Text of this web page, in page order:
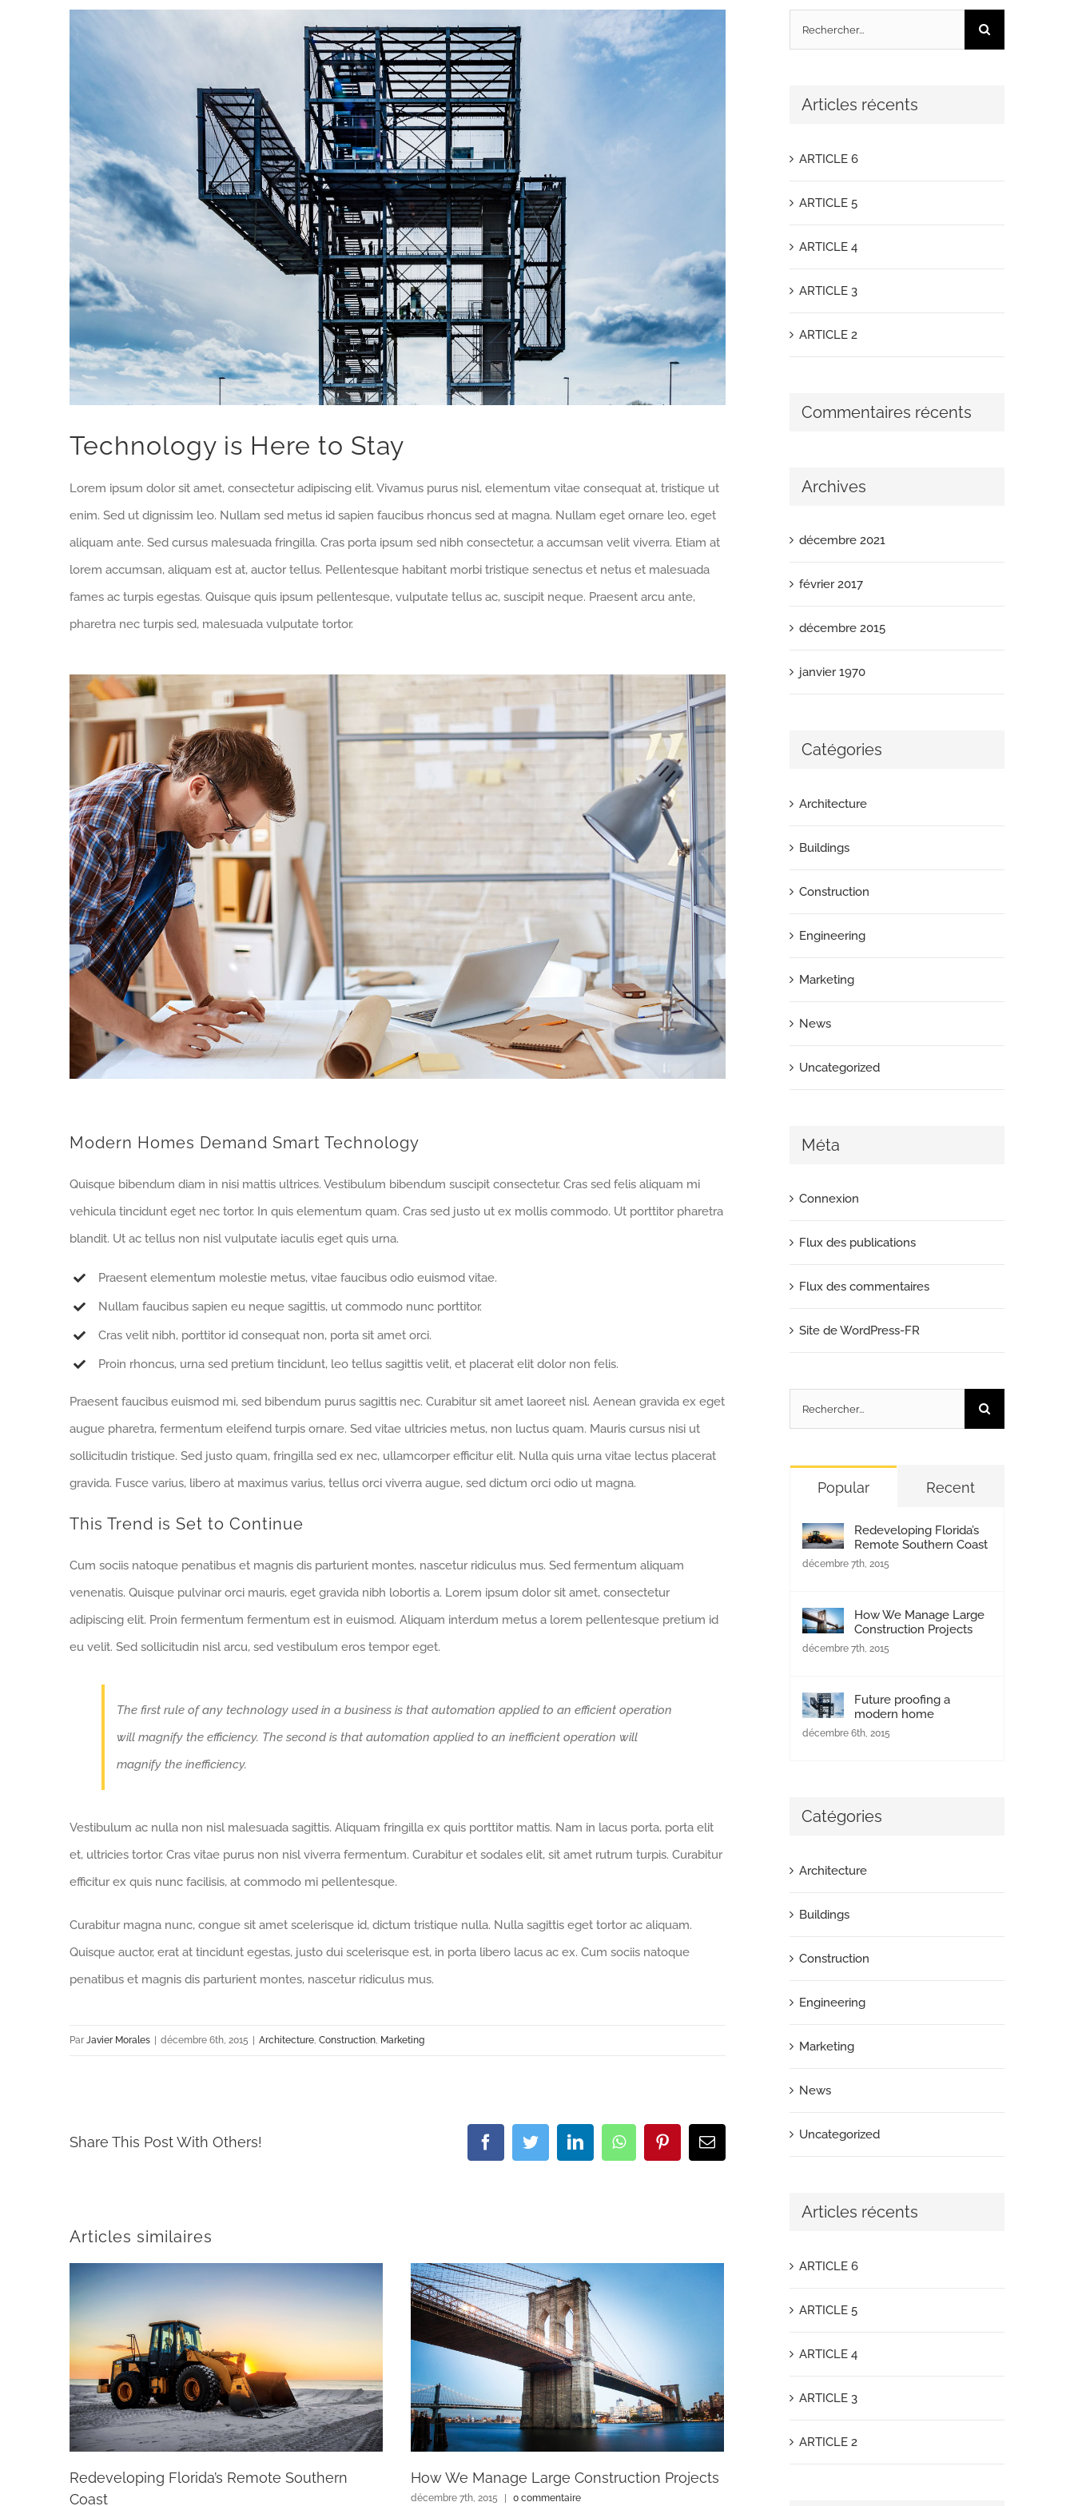
Technology is Here to Stay
Lorem ipsum dolor sit amet, consectetur adipiscing elit. Vivamus purus nisl, elementum vitae consequat at, tristique ut
enim. Sed ut dignissim leo. Nullam sed metus id sapien faucibus rhoncus sed at magna. Nullam eget ornare leo, eget
aliquam ante. Sed cursus malesuada fringilla. Cras porta ipsum sed nibh consectetur, a accumsan velit viverra. Etiam at
lorem accumsan, aliquam est at, auctor tellus. Pellentesque habitant morbi tristique senectus et netus et malesuada
fames ac turpis egestas. Quisque quis ipsum pellentesque, vulputate tellus ac, suscipit neque. Praesent arcu ante,
pharetra nec turpis sed, malesuada vulputate tortor.
Modern Homes Demand Smart Technology
Quisque bibendum diam in nisi mattis ultrices. Vestibulum bibendum suscipit consectetur. Cras sed felis aliquam mi
vehicula tincidunt eget nec tortor. In quis elementum quam. Cras sed justo ut ex mollis commodo. Ut porttitor pharetra
blandit. Ut ac tellus non nisl vulputate iaculis eget quis urna.
Praesent elementum molestie metus, vitae faucibus odio euismod vitae.
Nullam faucibus sapien eu neque sagittis, ut commodo nunc porttitor.
Cras velit nibh, porttitor id consequat non, porta sit amet orci.
Proin rhoncus, urna sed pretium tincidunt, leo tellus sagittis velit, et placerat elit dolor non felis.
Praesent faucibus euismod mi, sed bibendum purus sagittis nec. Curabitur sit amet laoreet nisl. Aenean gravida ex eget
augue pharetra, fermentum eleifend turpis ornare. Sed vitae ultricies metus, non luctus quam. Mauris cursus nisi ut
sollicitudin tristique. Sed justo quam, fringilla sed ex nec, ullamcorper efficitur elit. Nulla quis urna vitae lectus placerat
gravida. Fusce varius, libero at maximus varius, tellus orci viverra augue, sed dictum orci odio ut magna.
This Trend is Set to Continue
Cum sociis natoque penatibus et magnis dis parturient montes, nascetur ridiculus mus. Sed fermentum aliquam
venenatis. Quisque pulvinar orci mauris, eget gravida nibh lobortis a. Lorem ipsum dolor sit amet, consectetur
adipiscing elit. Proin fermentum fermentum est in euismod. Aliquam interdum metus a lorem pellentesque pretium id
eu velit. Sed sollicitudin nisl arcu, sed vestibulum eros tempor eget.
The first rule of any technology used in a business is that automation applied to an efficient operation
will magnify the efficiency. The second is that automation applied to an inefficient operation will
magnify the inefficiency.
Vestibulum ac nulla non nisl malesuada sagittis. Aliquam fringilla ex quis porttitor mattis. Nam in lacus porta, porta elit
et, ultricies tortor. Cras vitae purus non nisl viverra fermentum. Curabitur et sodales elit, sit amet rutrum turpis. Curabitur
efficitur ex quis nunc facilisis, at commodo mi pellentesque.
Curabitur magna nunc, congue sit amet scelerisque id, dictum tristique nulla. Nulla sagittis eget tortor ac aliquam.
Quisque auctor, erat at tincidunt egestas, justo dui scelerisque est, in porta libero lacus ac ex. Cum sociis natoque
penatibus et magnis dis parturient montes, nascetur ridiculus mus.
Par Javier Morales décembre 6th, 2015 Architecture, Construction, Marketing
Share This Post With Others! FacebookTwitterLinkedInWhatsAppPinterestEmail
Articles similaires
Redeveloping Florida’s Remote Southern
Coast
How We Manage Large Construction Projects
décembre 7th, 2015 0 commentaire
Rechercher:
Articles récents
ARTICLE 6
ARTICLE 5
ARTICLE 4
ARTICLE 3
ARTICLE 2
Commentaires récents
Archives
décembre 2021
février 2017
décembre 2015
janvier 1970
Catégories
Architecture
Buildings
Construction
Engineering
Marketing
News
Uncategorized
Méta
Connexion
Flux des publications
Flux des commentaires
Site de WordPress-FR
Rechercher:
Popular Recent
Redeveloping Florida’s
Remote Southern Coast
décembre 7th, 2015
How We Manage Large
Construction Projects
décembre 7th, 2015
Future proofing a
modern home
décembre 6th, 2015
Catégories
Architecture
Buildings
Construction
Engineering
Marketing
News
Uncategorized
Articles récents
ARTICLE 6
ARTICLE 5
ARTICLE 4
ARTICLE 3
ARTICLE 2